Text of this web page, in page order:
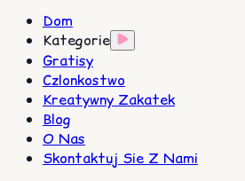
Dom
Kategorie
Gratisy
Czlonkostwo
Kreatywny Zakatek
Blog
O Nas
Skontaktuj Sie Z Nami